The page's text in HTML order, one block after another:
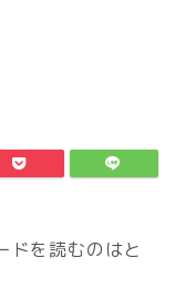
ドを読むのはと